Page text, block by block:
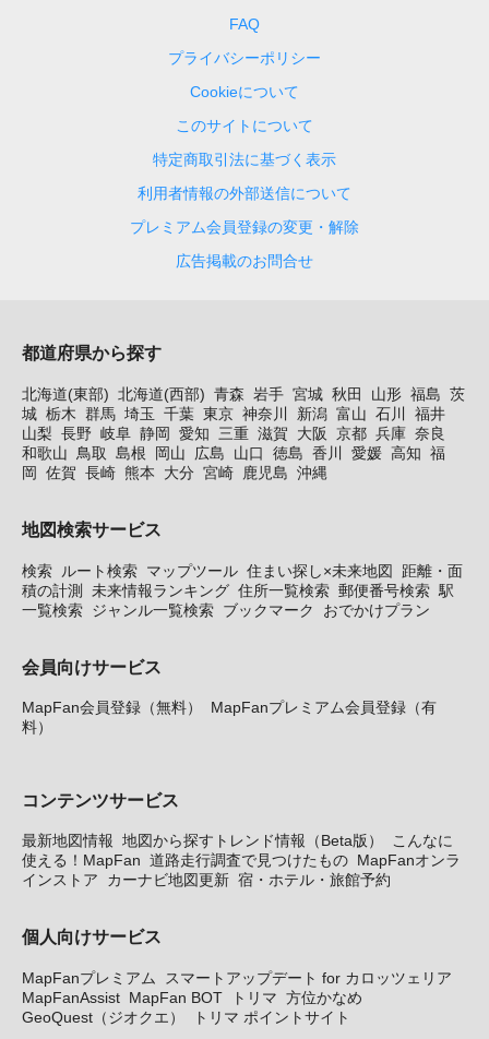
FAQ
プライバシーポリシー
Cookieについて
このサイトについて
特定商取引法に基づく表示
利用者情報の外部送信について
プレミアム会員登録の変更・解除
広告掲載のお問合せ
都道府県から探す
北海道(東部) 北海道(西部) 青森 岩手 宮城 秋田 山形 福島 茨
城 栃木 群馬 埼玉 千葉 東京 神奈川 新潟 富山 石川
福井
山梨 長野 岐阜 静岡 愛知 三重 滋賀 大阪 京都 兵庫 奈良
和歌山
鳥取 島根 岡山 広島 山口 徳島 香川 愛媛 高知 福
岡
佐賀 長崎 熊本 大分 宮崎 鹿児島 沖縄
地図検索サービス
検索 ルート検索 マップツール 住まい探し×未来地図
距離・面
積の計測 未来情報ランキング 住所一覧検索 郵便番号検索 駅
一覧検索 ジャンル一覧検索 ブックマーク おでかけプラン
会員向けサービス
MapFan会員登録（無料）
MapFanプレミアム会員登録（有
料）
コンテンツサービス
最新地図情報 地図から探すトレンド情報（Beta版）
こんなに
使える！MapFan 道路走行調査で見つけたもの MapFanオンラ
インストア
カーナビ地図更新 宿・ホテル・旅館予約
個人向けサービス
MapFanプレミアム
スマートアップデート for カロッツェリア
MapFanAssist MapFan BOT トリマ 方位かなめ
GeoQuest（ジオクエ）
トリマ ポイントサイト